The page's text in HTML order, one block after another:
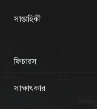
সাপ্তাহিকী
ফিচারস
সাক্ষাৎকার